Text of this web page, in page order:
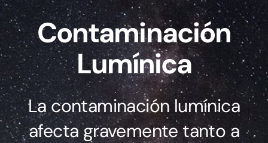
Contaminación
Lumínica
La contaminación lumínica
afecta gravemente tanto a